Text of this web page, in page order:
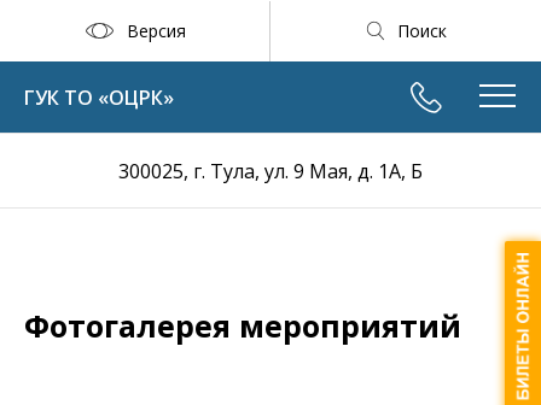
Версия Поиск
300025, г. Тула, ул. 9 Мая, д. 1А, Б
ГУК ТО «ОЦРК»
Фотогалерея мероприятий